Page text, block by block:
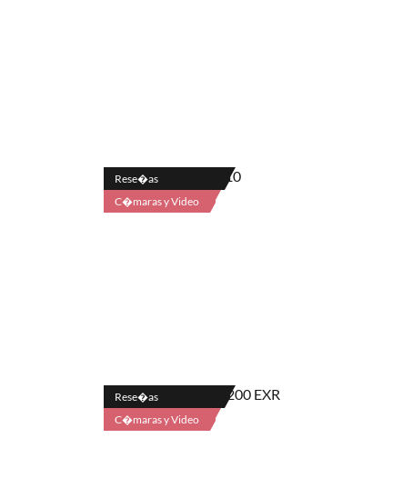
Rese�as
C�maras y Video
Rese�as
C�maras y Video